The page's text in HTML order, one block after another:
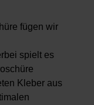
fügen wir
spielt es
Kleber aus